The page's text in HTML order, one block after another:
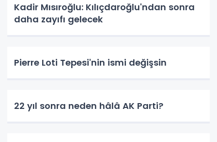
Kadir Mısıroğlu: Kılıçdaroğlu'ndan sonra
daha zayıfı gelecek
Pierre Loti Tepesi'nin ismi değişsin
22 yıl sonra neden hâlâ AK Parti?